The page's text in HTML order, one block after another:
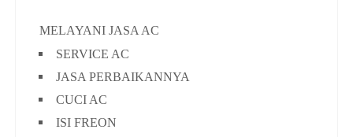
MELAYANI JASA AC
SERVICE AC
JASA PERBAIKANNYA
CUCI AC
ISI FREON